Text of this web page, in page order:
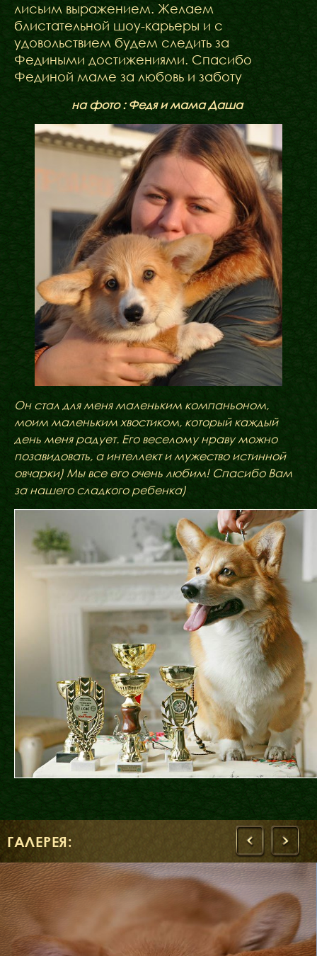
лисьим выражением. Желаем
блистательной шоу-карьеры и с
удовольствием будем следить за
Федиными достижениями. Спасибо
Фединой маме за любовь и заботу
на фото : Федя и мама Даша
Oн стал для меня маленьким компаньоном,
моим маленьким хвостиком, который каждый
день меня радует. Его веселому нраву можно
позавидовать, а интеллект и мужество истинной
овчарки) Мы все его очень любим! Спасибо Вам
за нашего сладкого ребенка)
ГАЛЕРЕЯ: ‹ ›